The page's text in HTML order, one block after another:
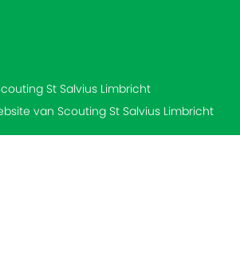
St Salvius Limbricht
van Scouting St Salvius Limbricht